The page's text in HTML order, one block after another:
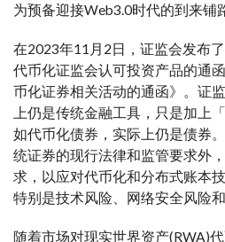
为预备迎接Web3.0时代的到来铺
在2023年11月2日，证监会发布
代币化证监会认可投资产品的通
币化证券相关活动的通函》。证
上仍是传统金融工具，只是加上
如代币化债券，实际上仍是债券
统证券的现行法律和监管要求外
求，以应对代币化和分布式账本
特别是技术风险、网络安全风险和
随着市场对现实世界资产(RWA)